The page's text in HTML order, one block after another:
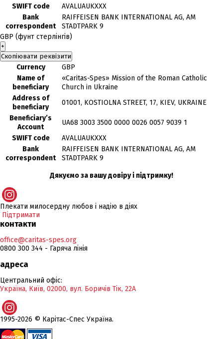
SWIFT code
AVALUAUKXXX
Bank
correspondent
RAIFFEISEN BANK INTERNATIONAL AG, AM
STADTPARK 9
GBP (фунт стерлінгів)
+
Скопіювати реквізити
Currency
GBP
Name of
beneficiary
«Caritas-Spes» Mission of the Roman Catholic
Church in Ukraine
Address of
beneficiary
01001, KOSTIOLNA STREET, 17, KIEV, UKRAINE
Beneficiary’s
Account
UA68 3003 3500 0000 0026 0057 9039 1
SWIFT code
AVALUAUKXXX
Bank
correspondent
RAIFFEISEN BANK INTERNATIONAL AG, AM
STADTPARK 9
Дякуємо за вашу довіру і підтримку!
Плекати милосердну любов і надію в діях
Підтримати
контакти
office@caritas-spes.org
0800 300 344 - Гаряча лінія
адреса
Центральний офіс:
Україна, Київ, 02000, вул. Боричів Тік, 22А
1995-2026 © Карітас-Спес Україна.